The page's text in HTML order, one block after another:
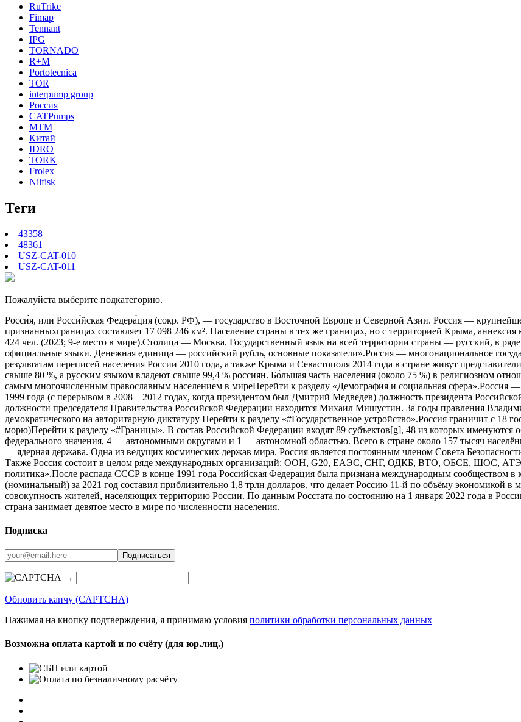
RuTrike
Fimap
Tennant
IPG
TORNADO
R+M
Portotecnica
TOR
interpump group
Россия
CATPumps
MTM
Китай
IDRO
TORK
Frolex
Nilfisk
Теги
43358
48361
USZ-CAT-010
USZ-CAT-011
Пожалуйста выберите подкатегорию.
Росси́я, или Росси́йская Федера́ция (сокр. РФ), — государство в Восточной Европе и Северной Азии. Россия —
признанныхграницах составляет 17 098 246 км². Население страны в тех же границах, но с территорией Крыма,
424 чел. (2023; 9-е место в мире).Столица — Москва. Государственный язык на всей территории страны — русский, в
официальные языки. Денежная единица — российский рубль, основные показатели».Россия — многонациональное
результатам переписей населения России 2010 года, а также Крыма и Севастополя 2014 года в стране живут
свыше 80 %, а русским языком владеют свыше 99,4 % россиян. Бо́льшая часть населения (около 75 %) в религиозном
самым многочисленным православным населением в миреПерейти к разделу «Демография и социальная сфера».Россия —
1999 года (с перерывом в 2008—2012 годах, когда президентом был Дмитрий Медведев) должность президента
должности председателя Правительства Российской Федерации находится Михаил Мишустин. За годы правления
демократического на авторитарную диктатуру Перейти к разделу «#Государственное устройство».Россия граничит с
морю)Перейти к разделу «#Границы». В состав Российской Федерации входят 89 субъектов[g], 48 из которых
федерального значения, 4 — автономными округами и 1 — автономной областью. Всего в стране около 157 тысяч
— ядерная держава. Одна из ведущих космических держав мира. Россия является постоянным членом Совета
Также Россия состоит в целом ряде международных организаций: ООН, G20, ЕАЭС, СНГ, ОДКБ, ВТО, ОБСЕ, ШОС,
политика».После распада СССР в конце 1991 года Российская Федерация была признана международным сообществом
(номинальный) за 2021 год составил приблизительно 1,8 трлн долларов, что делает Россию 11-й по объёму
совокупность жителей, населяющих территорию России. По данным Росстата по состоянию на 1 января 2022 года в
страна занимает девятое место в мире по численности населения.
Подписка
→
Обновить капчу (CAPTCHA)
Нажимая на кнопку подтверждения, я принимаю условия политики обработки персональных данных
Возможна оплата картой и по счёту (для юр.лиц.)